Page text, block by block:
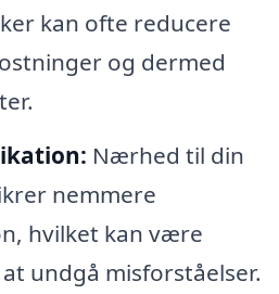
kan ofte reducere
og dermed
Nærhed til din
nemmere
hvilket kan være
undgå misforståelser.